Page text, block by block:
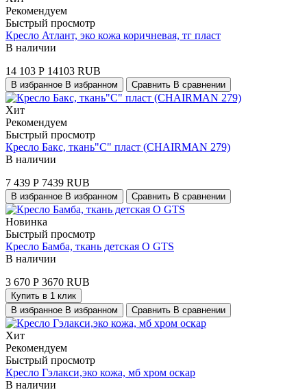
Рекомендуем
Быстрый просмотр
Кресло Атлант, эко кожа коричневая, тг пласт
В наличии
14 103 Р 14103 RUB
В избранное В избранном Сравнить В сравнении
Хит
Рекомендуем
Быстрый просмотр
Кресло Бакс, ткань"С" пласт (CHAIRMAN 279)
В наличии
7 439 Р 7439 RUB
В избранное В избранном Сравнить В сравнении
Новинка
Быстрый просмотр
Кресло Бамба, ткань детская О GTS
В наличии
3 670 Р 3670 RUB
Купить в 1 клик
В избранное В избранном Сравнить В сравнении
Хит
Рекомендуем
Быстрый просмотр
Кресло Гэлакси,эко кожа, мб хром оскар
В наличии